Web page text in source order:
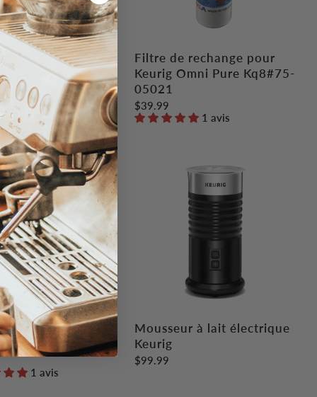
individuelle
Pod EZ-Scoop
5 avis
Filtre de rechange pour
Keurig Omni Pure Kq8#75-
05021
$39.99
1 avis
Keurig 36
chrome
1 avis
Mousseur à lait électrique
Keurig
$99.99